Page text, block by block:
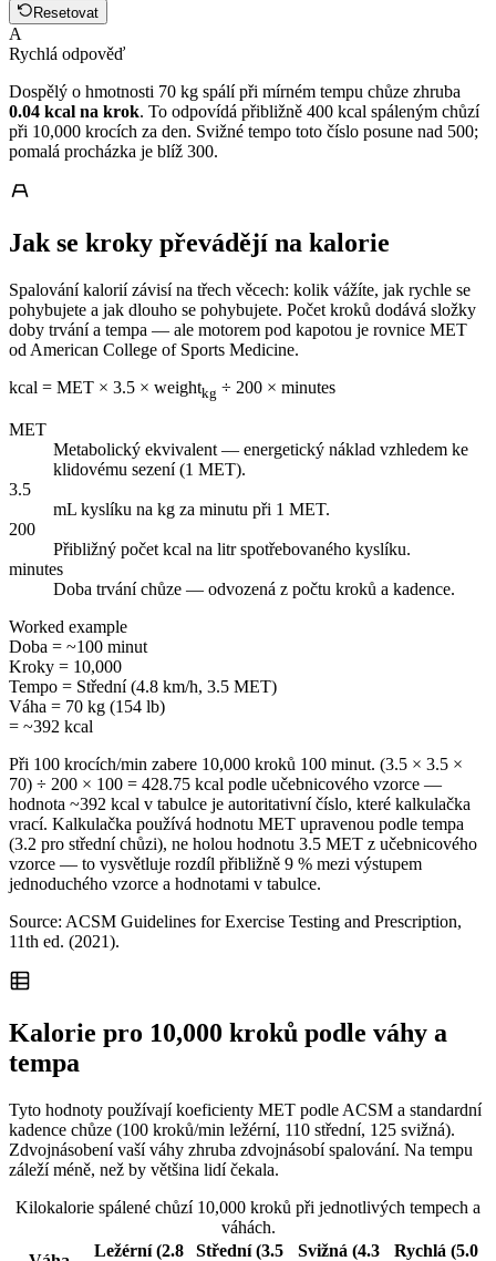
Resetovat
A
Rychlá odpověď
Dospělý o hmotnosti 70 kg spálí při mírném tempu chůze zhruba
0.04 kcal na krok. To odpovídá přibližně 400 kcal spáleným chůzí
při 10,000 krocích za den. Svižné tempo toto číslo posune nad 500;
pomalá procházka je blíž 300.
Jak se kroky převádějí na kalorie
Spalování kalorií závisí na třech věcech: kolik vážíte, jak rychle se
pohybujete a jak dlouho se pohybujete. Počet kroků dodává složky
doby trvání a tempa — ale motorem pod kapotou je rovnice MET
od American College of Sports Medicine.
kcal = MET × 3.5 × weightkg ÷ 200 × minutes
MET
Metabolický ekvivalent — energetický náklad vzhledem ke
klidovému sezení (1 MET).
3.5
mL kyslíku na kg za minutu při 1 MET.
200
Přibližný počet kcal na litr spotřebovaného kyslíku.
minutes
Doba trvání chůze — odvozená z počtu kroků a kadence.
Worked example
Doba = ~100 minut
Kroky = 10,000
Tempo = Střední (4.8 km/h, 3.5 MET)
Váha = 70 kg (154 lb)
= ~392 kcal
Při 100 krocích/min zabere 10,000 kroků 100 minut. (3.5 × 3.5 ×
70) ÷ 200 × 100 = 428.75 kcal podle učebnicového vzorce —
hodnota ~392 kcal v tabulce je autoritativní číslo, které kalkulačka
vrací. Kalkulačka používá hodnotu MET upravenou podle tempa
(3.2 pro střední chůzi), ne holou hodnotu 3.5 MET z učebnicového
vzorce — to vysvětluje rozdíl přibližně 9 % mezi výstupem
jednoduchého vzorce a hodnotami v tabulce.
Source: ACSM Guidelines for Exercise Testing and Prescription,
11th ed. (2021).
Kalorie pro 10,000 kroků podle váhy a
tempa
Tyto hodnoty používají koeficienty MET podle ACSM a standardní
kadence chůze (100 kroků/min ležérní, 110 střední, 125 svižná).
Zdvojnásobení vaší váhy zhruba zdvojnásobí spalování. Na tempu
záleží méně, než by většina lidí čekala.
Kilokalorie spálené chůzí 10,000 kroků při jednotlivých tempech a
váhách.
Ležérní (2.8
Střední (3.5
Svižná (4.3
Rychlá (5.0